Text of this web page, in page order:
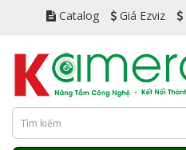
Catalog Giá Ezviz